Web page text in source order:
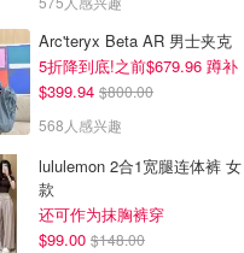
Arc'teryx Beta AR 男士夹克
5折降到底!之前$679.96 蹲补
$399.94 $800.00
568人感兴趣
lululemon 2合1宽腿连体裤 女
款
还可作为抹胸裤穿
$99.00 $148.00